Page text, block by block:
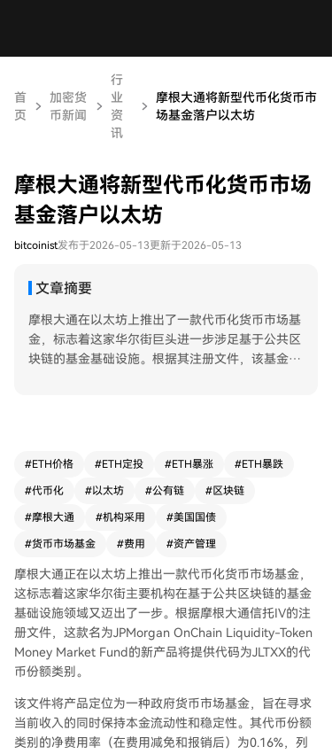
首
页
加密货
币新闻
行
业
资
讯
摩根大通将新型代币化货币市
场基金落户以太坊
摩根大通将新型代币化货币市场
基金落户以太坊
bitcoinist发布于2026-05-13更新于2026-05-13
文章摘要
摩根大通在以太坊上推出了一款代币化货币市场基
金，标志着这家华尔街巨头进一步涉足基于公共区
块链的基金基础设施。根据其注册文件，该基金被
据以及由国债完全抵押的隔夜回购协议，旨在维持
上。基金将利用区块链技术让投资者提交交易指
令，但法律上的所有权仍以传统记账式登记为准。
链系统由摩根大通内部团队在公共区块链上以许可
框架运行，目前仅支持以太坊，但文件表示未来预
计会扩展到其他区块链。这一动态，连同贝莱德同
期在以太坊上推出的类似代币化基金，巩固了以太
坊作为越来越多机构现金管理产品首选公共结算场
所的角色。
#ETH价格 #ETH定投 #ETH暴涨 #ETH暴跌
#代币化 #以太坊 #公有链 #区块链
#摩根大通 #机构采用 #美国国债
#货币市场基金 #费用 #资产管理
摩根大通正在以太坊上推出一款代币化货币市场基金，
这标志着这家华尔街主要机构在基于公共区块链的基金
基础设施领域又迈出了一步。根据摩根大通信托IV的注
册文件，这款名为JPMorgan OnChain Liquidity-Token
Money Market Fund的新产品将提供代码为JLTXX的代
币份额类别。
该文件将产品定位为一种政府货币市场基金，旨在寻求
当前收入的同时保持本金流动性和稳定性。其代币份额
类别的净费用率（在费用减免和报销后）为0.16%，列